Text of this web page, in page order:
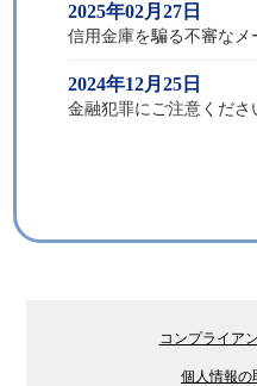
コンプライア
個人情報の